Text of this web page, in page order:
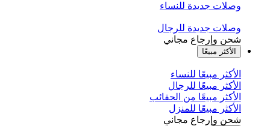
وصلات جديدة للنساء
وصلات جديدة للرجال
شحن وإرجاع مجاني
الأكثر مبيعًا
الأكثر مبيعًا للنساء
الأكثر مبيعًا للرجال
الأكثر مبيعًا من الحقائب
الأكثر مبيعًا للمنزل
شحن وإرجاع مجاني